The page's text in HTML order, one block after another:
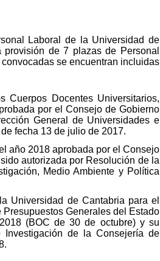
Laboral de la Universidad de
de 7 plazas de Personal
se encuentran incluidas
Docentes Universitarios,
por el Consejo de Gobierno
General de Universidades e
fecha 13 de julio de 2017.
año 2018 aprobada por el Consejo
autorizada por Resolución de la
Medio Ambiente y Política
Universidad de Cantabria para el
Generales del Estado
(BOC de 30 de octubre) y su
de la Consejería de